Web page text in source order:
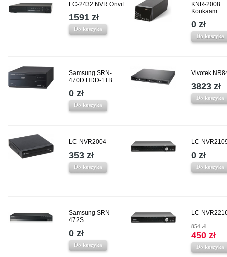
LC-2432 NVR Onvif
1591 zł
Do koszyka
KNR-2008
Koukaam
0 zł
Do koszyka
Samsung SRN-
470D HDD-1TB
0 zł
Do koszyka
Vivotek
3823 zł
Do koszyka
LC-NVR2004
353 zł
Do koszyka
LC-
0 zł
Do koszyka
Samsung SRN-
472S
0 zł
Do koszyka
LC-
854 zł
450 zł
Do koszyka